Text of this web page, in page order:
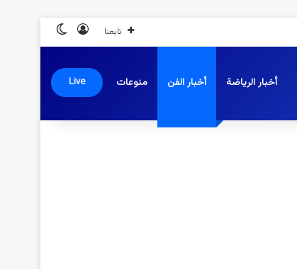
تابعنا تسجيل الدخول
أخبار الرياضة أخبار الفن منوعات Live